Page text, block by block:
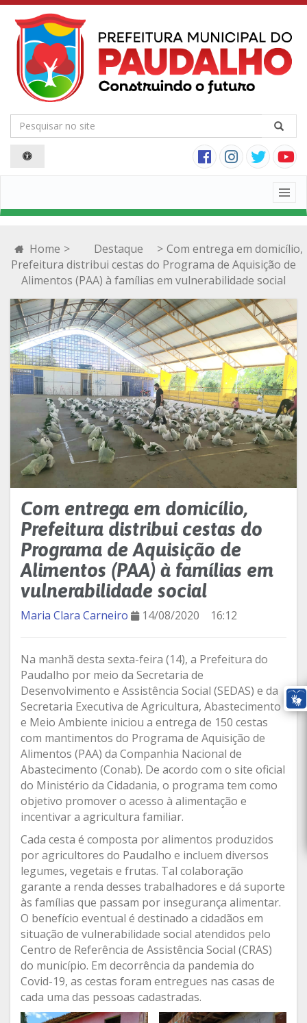
Home > Destaque > Com entrega em domicílio,
Prefeitura distribui cestas do Programa de Aquisição de
Alimentos (PAA) à famílias em vulnerabilidade social
Com entrega em domicílio,
Prefeitura distribui cestas do
Programa de Aquisição de
Alimentos (PAA) à famílias em
vulnerabilidade social
Maria Clara Carneiro 14/08/2020 16:12
Na manhã desta sexta-feira (14), a Prefeitura do
Paudalho por meio da Secretaria de
Desenvolvimento e Assistência Social (SEDAS) e da
Secretaria Executiva de Agricultura, Abastecimento
e Meio Ambiente iniciou a entrega de 150 cestas
com mantimentos do Programa de Aquisição de
Alimentos (PAA) da Companhia Nacional de
Abastecimento (Conab). De acordo com o site oficial
do Ministério da Cidadania, o programa tem como
objetivo promover o acesso à alimentação e
incentivar a agricultura familiar.
Cada cesta é composta por alimentos produzidos
por agricultores do Paudalho e incluem diversos
legumes, vegetais e frutas. Tal colaboração
garante a renda desses trabalhadores e dá suporte
às famílias que passam por insegurança alimentar.
O benefício eventual é destinado a cidadãos em
situação de vulnerabilidade social atendidos pelo
Centro de Referência de Assistência Social (CRAS)
do município. Em decorrência da pandemia do
Covid-19, as cestas foram entregues nas casas de
cada uma das pessoas cadastradas.